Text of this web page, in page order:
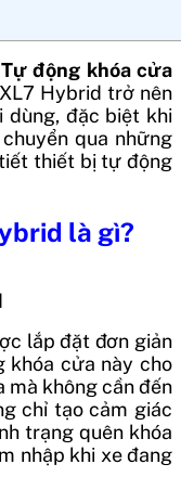
động khóa cửa
Hybrid trở nên
dùng, đặc biệt khi
qua những
thiết bị tự động
là gì?
lắp đặt đơn giản
khóa cửa này cho
mà không cần đến
chỉ tạo cảm giác
trạng quên khóa
nhập khi xe đang